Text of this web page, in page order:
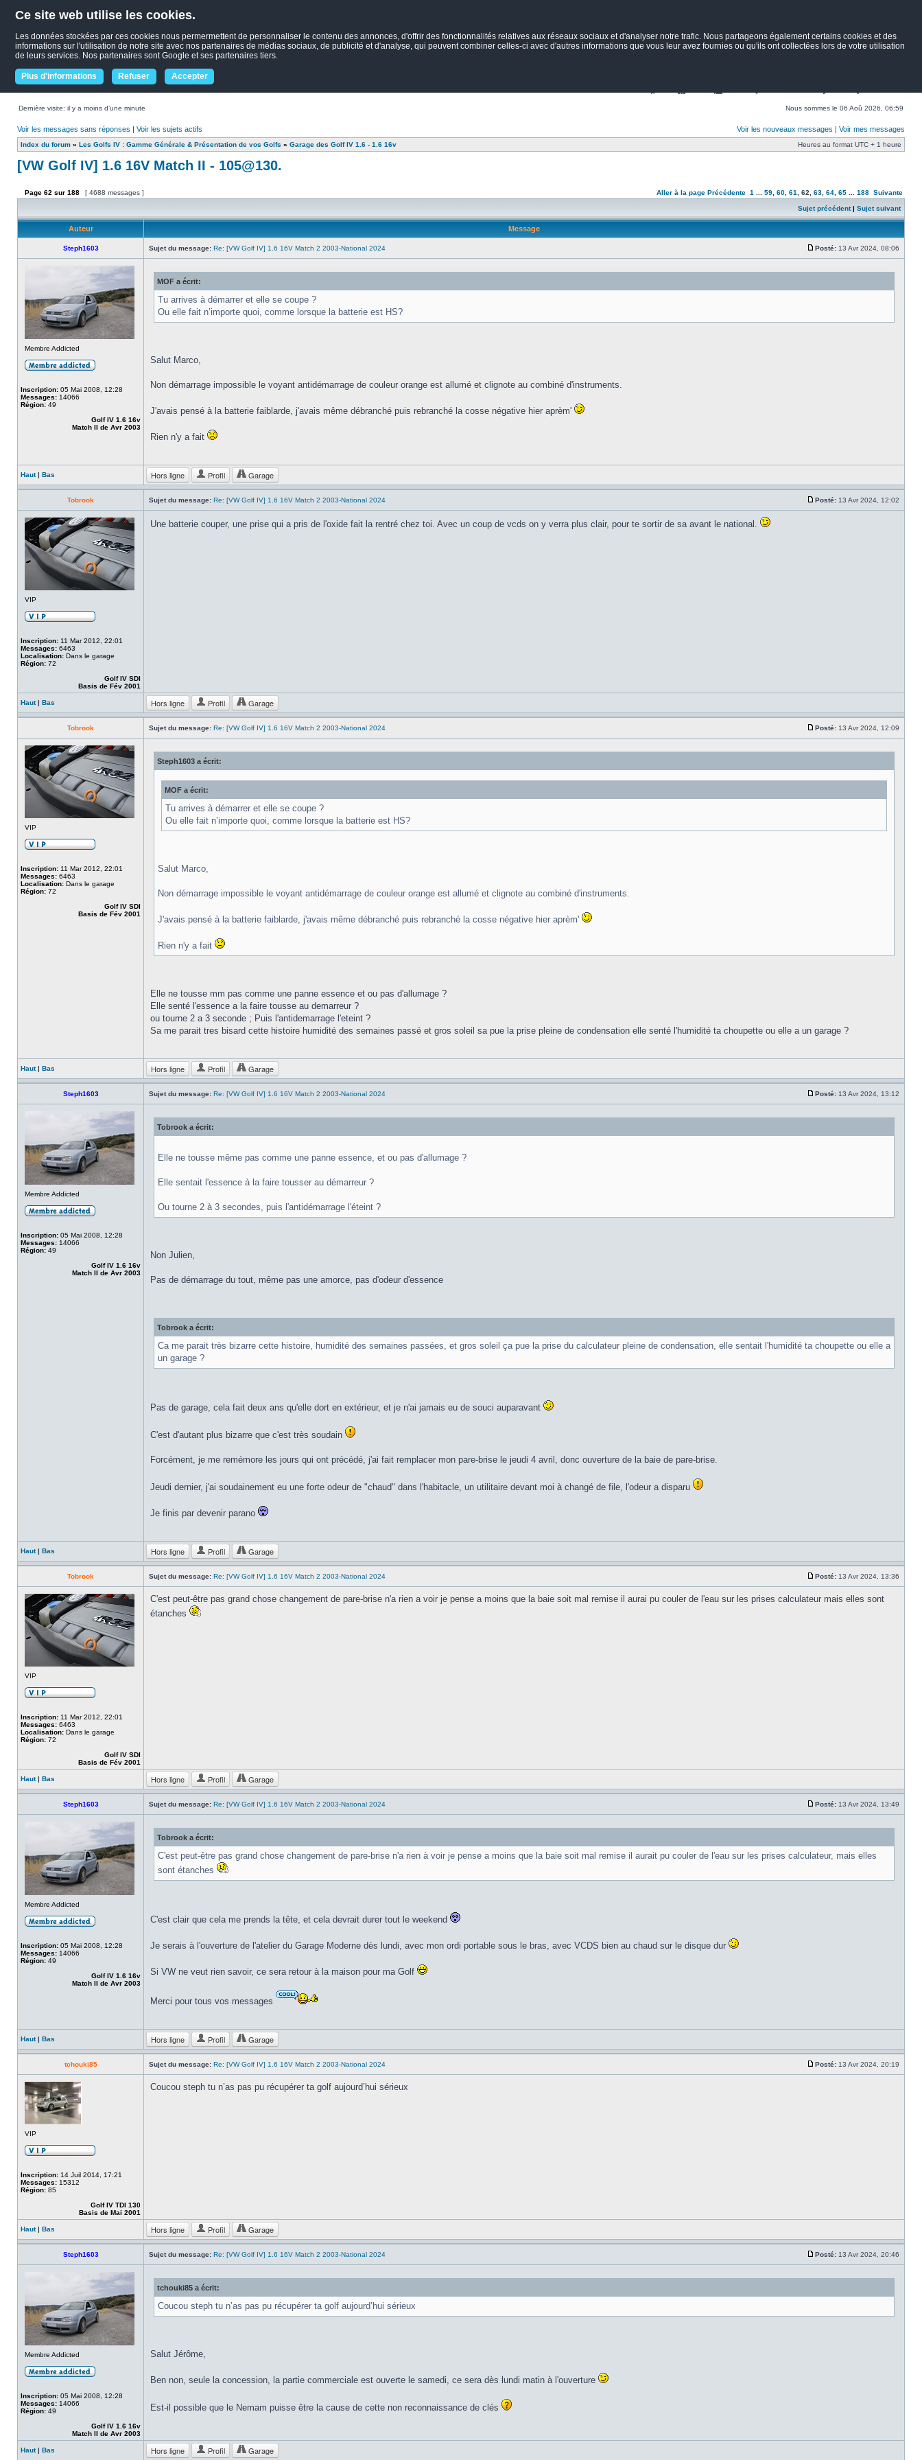
Ce site web utilise les cookies.
Les données stockées par ces cookies nous permermettent de personnaliser le contenu des annonces, d'offrir des fonctionnalités relatives aux réseaux sociaux et d'analyser notre trafic. Nous partageons également certains cookies et des
informations sur l'utilisation de notre site avec nos partenaires de médias sociaux, de publicité et d'analyse, qui peuvent combiner celles-ci avec d'autres informations que vous leur avez fournies ou qu'ils ont collectées lors de votre utilisation
de leurs services. Nos partenaires sont Google et ses partenaires tiers.
Plus d'informations Refuser Accepter
Dernière visite: il y a moins d’une minute Nous sommes le 06 Aoû 2026, 06:59
Voir les messages sans réponses | Voir les sujets actifs Voir les nouveaux messages | Voir mes messages
Index du forum » Les Golfs IV : Gamme Générale & Présentation de vos Golfs » Garage des Golf IV 1.6 - 1.6 16v Heures au format UTC + 1 heure
[VW Golf IV] 1.6 16V Match II - 105@130.
Page 62 sur 188 [ 4688 messages ] Aller à la page Précédente 1 59 60 61 62 63 64 65 188 Suivante
Sujet précédent| Sujet suivant
Auteur Message
Steph1603 Sujet du message: Re: [VW Golf IV] 1.6 16V Match 2 2003-National 2024 Posté: 13 Avr 2024, 08:06
Membre Addicted
Inscription: 05 Mai 2008, 12:28
Messages: 14066
Région: 49
Golf IV 1.6 16v
Match II de Avr 2003
MOF a écrit:
Tu arrives à démarrer et elle se coupe ?
Ou elle fait n’importe quoi, comme lorsque la batterie est HS?
Salut Marco,
Non démarrage impossible le voyant antidémarrage de couleur orange est allumé et clignote au combiné d'instruments.
J'avais pensé à la batterie faiblarde, j'avais même débranché puis rebranché la cosse négative hier aprèm'
Rien n'y a fait
Haut| Bas Hors ligne Profil Garage
Tobrook Sujet du message: Re: [VW Golf IV] 1.6 16V Match 2 2003-National 2024 Posté: 13 Avr 2024, 12:02
VIP
Inscription: 11 Mar 2012, 22:01
Messages: 6463
Localisation: Dans le garage
Région: 72
Golf IV SDI
Basis de Fév 2001
Une batterie couper, une prise qui a pris de l'oxide fait la rentré chez toi. Avec un coup de vcds on y verra plus clair, pour te sortir de sa avant le national.
Haut| Bas Hors ligne Profil Garage
Tobrook Sujet du message: Re: [VW Golf IV] 1.6 16V Match 2 2003-National 2024 Posté: 13 Avr 2024, 12:09
VIP
Inscription: 11 Mar 2012, 22:01
Messages: 6463
Localisation: Dans le garage
Région: 72
Golf IV SDI
Basis de Fév 2001
Steph1603 a écrit:
MOF a écrit:
Tu arrives à démarrer et elle se coupe ?
Ou elle fait n’importe quoi, comme lorsque la batterie est HS?
Salut Marco,
Non démarrage impossible le voyant antidémarrage de couleur orange est allumé et clignote au combiné d'instruments.
J'avais pensé à la batterie faiblarde, j'avais même débranché puis rebranché la cosse négative hier aprèm'
Rien n'y a fait
Elle ne tousse mm pas comme une panne essence et ou pas d'allumage ?
Elle senté l'essence a la faire tousse au demarreur ?
ou tourne 2 a 3 seconde ; Puis l'antidemarrage l'eteint ?
Sa me parait tres bisard cette histoire humidité des semaines passé et gros soleil sa pue la prise pleine de condensation elle senté l'humidité ta choupette ou elle a un garage ?
Haut| Bas Hors ligne Profil Garage
Steph1603 Sujet du message: Re: [VW Golf IV] 1.6 16V Match 2 2003-National 2024 Posté: 13 Avr 2024, 13:12
Membre Addicted
Inscription: 05 Mai 2008, 12:28
Messages: 14066
Région: 49
Golf IV 1.6 16v
Match II de Avr 2003
Tobrook a écrit:
Elle ne tousse même pas comme une panne essence, et ou pas d'allumage ?
Elle sentait l'essence à la faire tousser au démarreur ?
Ou tourne 2 à 3 secondes, puis l'antidémarrage l'éteint ?
Non Julien,
Pas de démarrage du tout, même pas une amorce, pas d'odeur d'essence
Tobrook a écrit:
Ca me parait très bizarre cette histoire, humidité des semaines passées, et gros soleil ça pue la prise du calculateur pleine de condensation, elle sentait l'humidité ta choupette ou elle a
un garage ?
Pas de garage, cela fait deux ans qu'elle dort en extérieur, et je n'ai jamais eu de souci auparavant
C'est d'autant plus bizarre que c'est très soudain
Forcément, je me remémore les jours qui ont précédé, j'ai fait remplacer mon pare-brise le jeudi 4 avril, donc ouverture de la baie de pare-brise.
Jeudi dernier, j'ai soudainement eu une forte odeur de "chaud" dans l'habitacle, un utilitaire devant moi à changé de file, l'odeur a disparu
Je finis par devenir parano
Haut| Bas Hors ligne Profil Garage
Tobrook Sujet du message: Re: [VW Golf IV] 1.6 16V Match 2 2003-National 2024 Posté: 13 Avr 2024, 13:36
VIP
Inscription: 11 Mar 2012, 22:01
Messages: 6463
Localisation: Dans le garage
Région: 72
Golf IV SDI
Basis de Fév 2001
C'est peut-être pas grand chose changement de pare-brise n'a rien a voir je pense a moins que la baie soit mal remise il aurai pu couler de l'eau sur les prises calculateur mais elles sont
étanches
Haut| Bas Hors ligne Profil Garage
Steph1603 Sujet du message: Re: [VW Golf IV] 1.6 16V Match 2 2003-National 2024 Posté: 13 Avr 2024, 13:49
Membre Addicted
Inscription: 05 Mai 2008, 12:28
Messages: 14066
Région: 49
Golf IV 1.6 16v
Match II de Avr 2003
Tobrook a écrit:
C'est peut-être pas grand chose changement de pare-brise n'a rien à voir je pense a moins que la baie soit mal remise il aurait pu couler de l'eau sur les prises calculateur, mais elles
sont étanches
C'est clair que cela me prends la tête, et cela devrait durer tout le weekend
Je serais à l'ouverture de l'atelier du Garage Moderne dès lundi, avec mon ordi portable sous le bras, avec VCDS bien au chaud sur le disque dur
Si VW ne veut rien savoir, ce sera retour à la maison pour ma Golf
Merci pour tous vos messages
Haut| Bas Hors ligne Profil Garage
tchouki85 Sujet du message: Re: [VW Golf IV] 1.6 16V Match 2 2003-National 2024 Posté: 13 Avr 2024, 20:19
VIP
Inscription: 14 Juil 2014, 17:21
Messages: 15312
Région: 85
Golf IV TDI 130
Basis de Mai 2001
Coucou steph tu n’as pas pu récupérer ta golf aujourd’hui sérieux
Haut| Bas Hors ligne Profil Garage
Steph1603 Sujet du message: Re: [VW Golf IV] 1.6 16V Match 2 2003-National 2024 Posté: 13 Avr 2024, 20:46
Membre Addicted
Inscription: 05 Mai 2008, 12:28
Messages: 14066
Région: 49
Golf IV 1.6 16v
Match II de Avr 2003
tchouki85 a écrit:
Coucou steph tu n’as pas pu récupérer ta golf aujourd’hui sérieux
Salut Jérôme,
Ben non, seule la concession, la partie commerciale est ouverte le samedi, ce sera dès lundi matin à l'ouverture
Est-il possible que le Nemam puisse être la cause de cette non reconnaissance de clés
Haut| Bas Hors ligne Profil Garage